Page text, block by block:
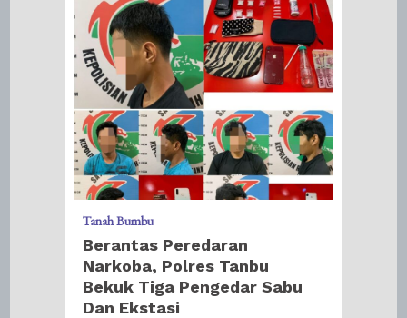
Tanah Bumbu
Berantas Peredaran
Narkoba, Polres Tanbu
Bekuk Tiga Pengedar Sabu
Dan Ekstasi